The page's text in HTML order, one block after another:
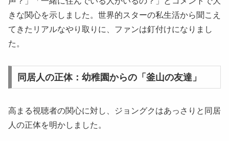
きな関心を示しました。世界的スターの私生活から聞こえ
てきたリアルなやり取りに、ファンは釘付けになりまし
た。
同居人の正体：幼稚園からの「釜山の友達」
高まる視聴者の関心に対し、ジョングクはあっさりと同居
人の正体を明かしました。